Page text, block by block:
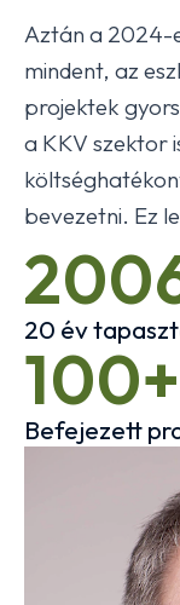
Aztán a 2024-
mindent, az
projektek
a KKV szektor
bevezetni. Ez
20 év
100+
Befejezett